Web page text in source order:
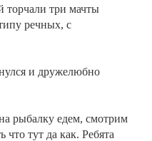
торчали три мачты
речных, с
и дружелюбно
рыбалку едем, смотрим
тут да как. Ребята